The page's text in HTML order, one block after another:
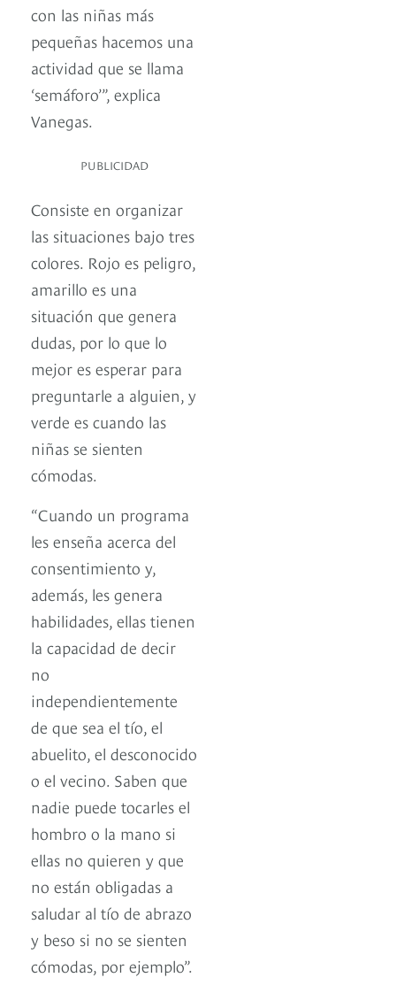
con las niñas más
pequeñas hacemos una
actividad que se llama
‘semáforo’”, explica
Vanegas.
PUBLICIDAD
Consiste en organizar
las situaciones bajo tres
colores. Rojo es peligro,
amarillo es una
situación que genera
dudas, por lo que lo
mejor es esperar para
preguntarle a alguien, y
verde es cuando las
niñas se sienten
cómodas.
“Cuando un programa
les enseña acerca del
consentimiento y,
además, les genera
habilidades, ellas tienen
la capacidad de decir
no
independientemente
de que sea el tío, el
abuelito, el desconocido
o el vecino. Saben que
nadie puede tocarles el
hombro o la mano si
ellas no quieren y que
no están obligadas a
saludar al tío de abrazo
y beso si no se sienten
cómodas, por ejemplo”.